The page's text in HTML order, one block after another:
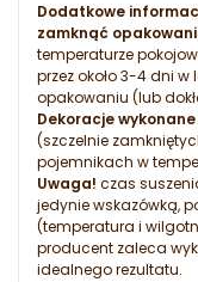
Dodatkowe
zamknąć
temperaturze
przez około 3-4 dni
opakowaniu (lub
Dekoracje
(szczelnie
pojemnikach w
Uwaga! czas
jedynie wskazówką,
(temperatura i
producent zaleca
idealnego rezultatu.